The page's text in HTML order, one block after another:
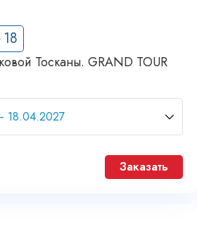
18
Тосканы. GRAND TOUR
Заказать